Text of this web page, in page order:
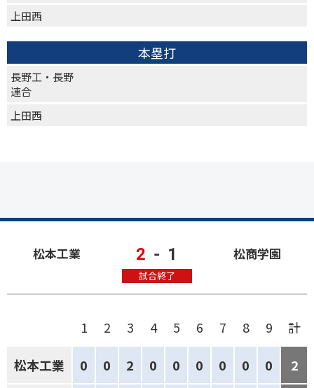
上田西
本塁打
長野工・長野
連合
上田西
松本工業 2 - 1
試合終了
松商学園
1 2 3 4 5 6 7 8 9 計
松本工業 0 0 2 0 0 0 0 0 0 2